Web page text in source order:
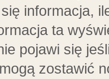
informacja,
ta
pojawi się
zostawić